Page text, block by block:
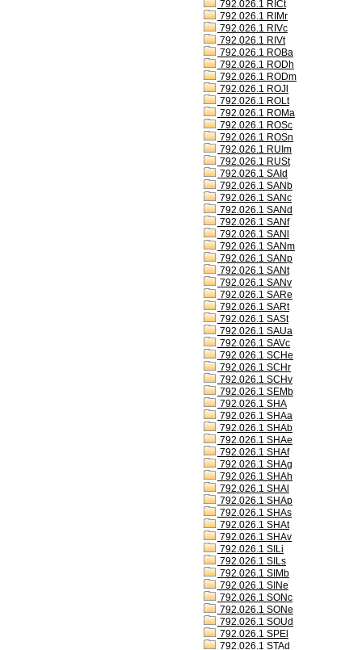
792.026.1 RICt
792.026.1 RIMr
792.026.1 RIVc
792.026.1 RIVt
792.026.1 ROBa
792.026.1 RODh
792.026.1 RODm
792.026.1 ROJl
792.026.1 ROLt
792.026.1 ROMa
792.026.1 ROSc
792.026.1 ROSn
792.026.1 RUIm
792.026.1 RUSt
792.026.1 SAId
792.026.1 SANb
792.026.1 SANc
792.026.1 SANd
792.026.1 SANf
792.026.1 SANl
792.026.1 SANm
792.026.1 SANp
792.026.1 SANt
792.026.1 SANv
792.026.1 SARe
792.026.1 SARt
792.026.1 SASt
792.026.1 SAUa
792.026.1 SAVc
792.026.1 SCHe
792.026.1 SCHr
792.026.1 SCHv
792.026.1 SEMb
792.026.1 SHA
792.026.1 SHAa
792.026.1 SHAb
792.026.1 SHAe
792.026.1 SHAf
792.026.1 SHAg
792.026.1 SHAh
792.026.1 SHAl
792.026.1 SHAp
792.026.1 SHAs
792.026.1 SHAt
792.026.1 SHAv
792.026.1 SILi
792.026.1 SILs
792.026.1 SIMb
792.026.1 SINe
792.026.1 SONc
792.026.1 SONe
792.026.1 SOUd
792.026.1 SPEl
792.026.1 STAd